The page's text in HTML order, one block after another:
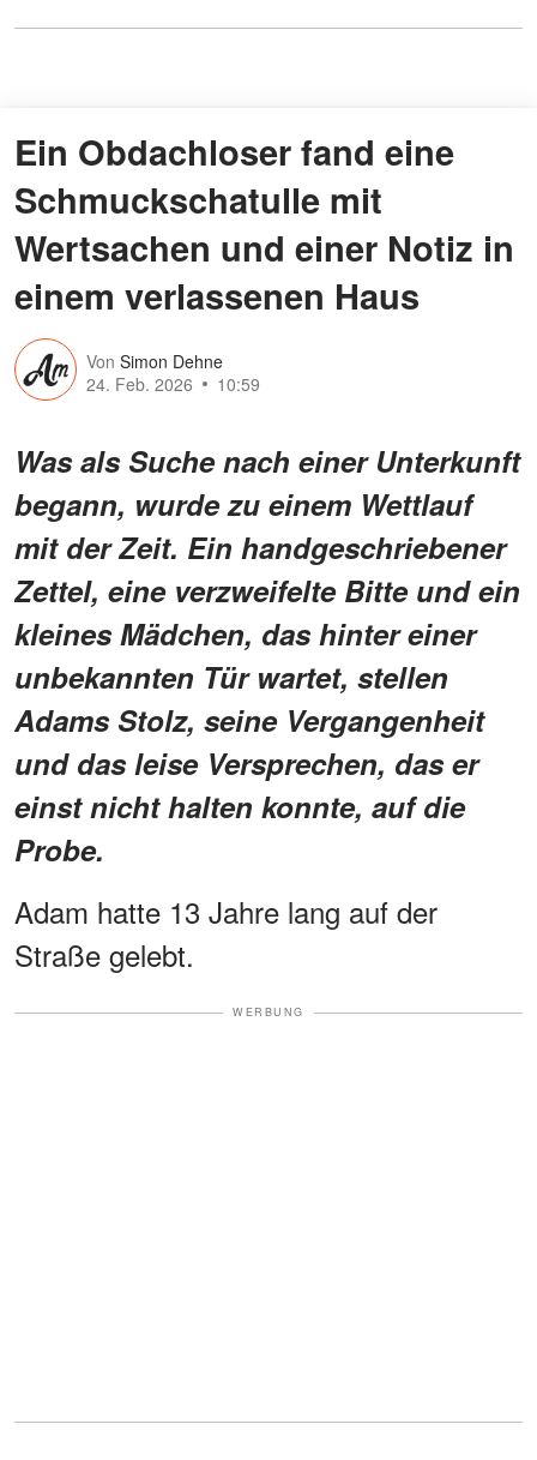
Ein Obdachloser fand eine
Schmuckschatulle mit
Wertsachen und einer Notiz in
einem verlassenen Haus
Von Simon Dehne
24. Feb. 2026
10:59
Was als Suche nach einer Unterkunft
begann, wurde zu einem Wettlauf
mit der Zeit. Ein handgeschriebener
Zettel, eine verzweifelte Bitte und ein
kleines Mädchen, das hinter einer
unbekannten Tür wartet, stellen
Adams Stolz, seine Vergangenheit
und das leise Versprechen, das er
einst nicht halten konnte, auf die
Probe.
Adam hatte 13 Jahre lang auf der
Straße gelebt.
WERBUNG